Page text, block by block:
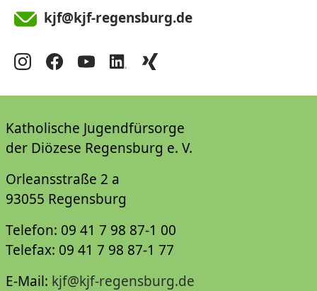
kjf@kjf-regensburg.de
Katholische Jugendfürsorge
der Diözese Regensburg e. V.
Orleansstraße 2 a
93055 Regensburg
Telefon: 09 41 7 98 87-1 00
Telefax: 09 41 7 98 87-1 77
E-Mail: kjf@kjf-regensburg.de